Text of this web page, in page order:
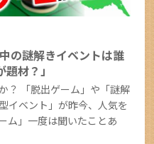
の謎解きイベントは誰
材？」
？ 「脱出ゲーム」や「謎解
イベント」が昨今、人気を
ム」一度は聞いたことあ